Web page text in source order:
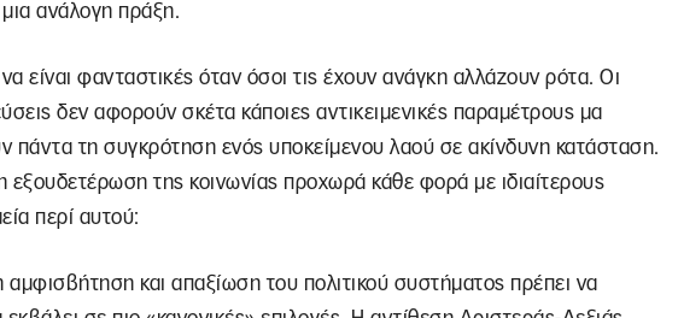
ανάλογη πράξη.
είναι φανταστικές όταν όσοι τις έχουν ανάγκη αλλάζουν ρότα. Οι
δεν αφορούν σκέτα κάποιες αντικειμενικές παραμέτρους μα
πάντα τη συγκρότηση ενός υποκείμενου λαού σε ακίνδυνη κατάσταση.
εξουδετέρωση της κοινωνίας προχωρά κάθε φορά με ιδιαίτερους
περί αυτού:
αμφισβήτηση και απαξίωση του πολιτικού συστήματος πρέπει να